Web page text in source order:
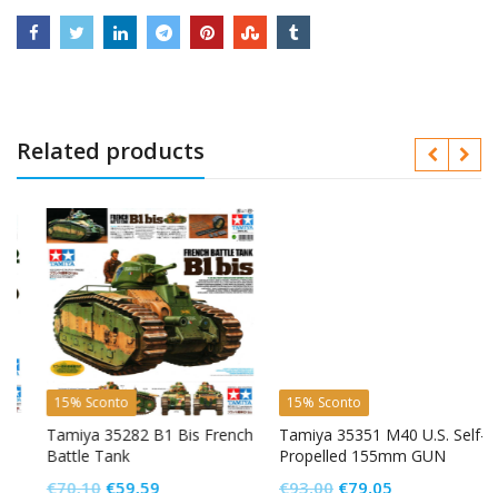
Related products
15% Sconto
Tamiya 35282 B1 Bis French
Battle Tank
70,10Il
€59,59Il
15% Sconto
Tamiya 35351 M40 U.S. Self-
Propelled 155mm GUN
93,00Il
€79,05Il